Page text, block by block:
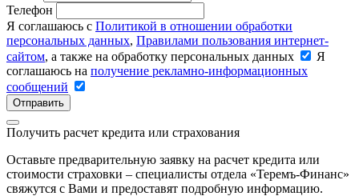
Телефон
Я соглашаюсь с Политикой в отношении обработки
персональных данных, Правилами пользования интернет-
сайтом, а также на обработку персональных данных
Я
соглашаюсь на получение рекламно-информационных
сообщений
Отправить
Получить расчет кредита или страхования
Оставьте предварительную заявку на расчет кредита или
стоимости страховки – специалисты отдела «Теремъ-Финанс»
свяжутся с Вами и предоставят подробную информацию.